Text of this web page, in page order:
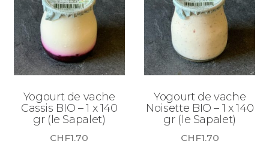
Yogourt de vache
Cassis BIO – 1 x 140
gr (le Sapalet)
CHF1.70
Yogourt de vache
Noisette BIO – 1 x 140
gr (le Sapalet)
CHF1.70